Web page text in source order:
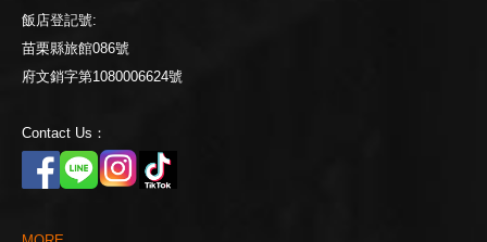
飯店登記號:
苗栗縣旅館086號
府文銷字第1080006624號
Contact Us：